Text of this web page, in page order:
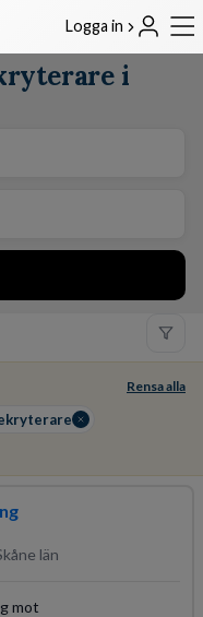
Logga in
i
Rensa alla
län
mot